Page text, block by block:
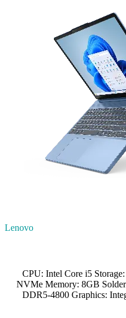
Lenovo
CPU: Intel Core i5
NVMe Memory: 8GB
DDR5-4800 Graphics: